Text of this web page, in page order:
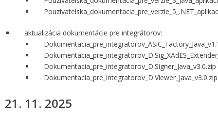
aktualizácia dokumentácie pre integrátorov:
Dokumentacia_pre_integratorov_D.Signer_Java_v3.0.zip
Dokumentacia_pre_integratorov_D.Viewer_Java_v3.0.zip
21. 11. 2025